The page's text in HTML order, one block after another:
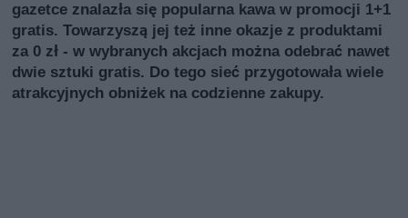
gazetce znalazła się popularna kawa w promocji 1+1
gratis. Towarzyszą jej też inne okazje z produktami
za 0 zł - w wybranych akcjach można odebrać nawet
dwie sztuki gratis. Do tego sieć przygotowała wiele
atrakcyjnych obniżek na codzienne zakupy.